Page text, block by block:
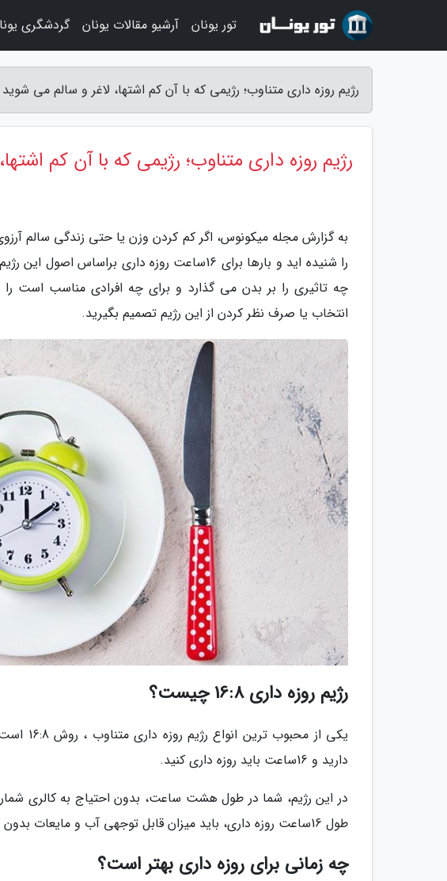
رژیم روزه داری متناوب؛ رژیمی که با آن کم اشتها، لاغر و سالم می
رژیم روزه داری متناوب؛ رژیمی که با آن کم
به گزارش مجله میکونوس، اگر کم کردن وزن یا حتی زندگی سالم
را شنیده اید و بارها برای 16ساعت روزه داری
چه تاثیری را بر بدن می گذارد و برای چه افرادی مناسب است را
انتخاب یا صرف نظر کردن از این رژیم تصمیم بگیرید.
رژیم روزه داری 16:8 چیست؟
دارید و 16ساعت باید روزه داری کنید.
در این رژیم، شما در طول هشت ساعت، بدون احتیاج به کالری
طول 16ساعت روزه داری، باید میزان قابل توجهی آب و مایعات بدون کالری مصرف کنید.
چه زمانی برای روزه داری بهتر است؟
تور یونان آرشیو مقالات یونان گردشگری